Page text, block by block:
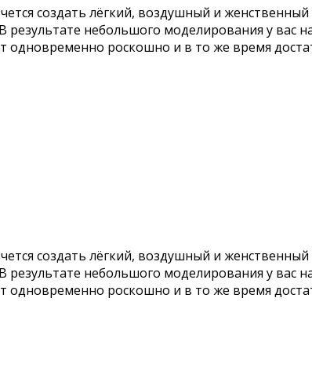
создать лёгкий, воздушный и
небольшого моделирования у вас
роскошно и в то же время
создать лёгкий, воздушный и
небольшого моделирования у вас
роскошно и в то же время